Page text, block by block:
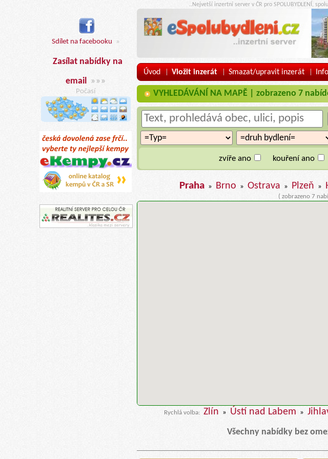
Sdílet na facebooku »
Zasílat nabídky na
email »»»
Počasí
..Nejvetší inzertní server v ČR pro SPOLUBYDLENÍ,
Úvod | Vložit inzerát | Smazat/upravit inzerát |
VYHLEDÁVÁNÍ NA MAPĚ | zobrazeno 7
zvíře ano kouření ano
Praha » Brno » Ostrava » Plzeň »
( zobrazeno 7
Rychlá volba: Zlín » Ústí nad Labem »
Všechny nabídky bez